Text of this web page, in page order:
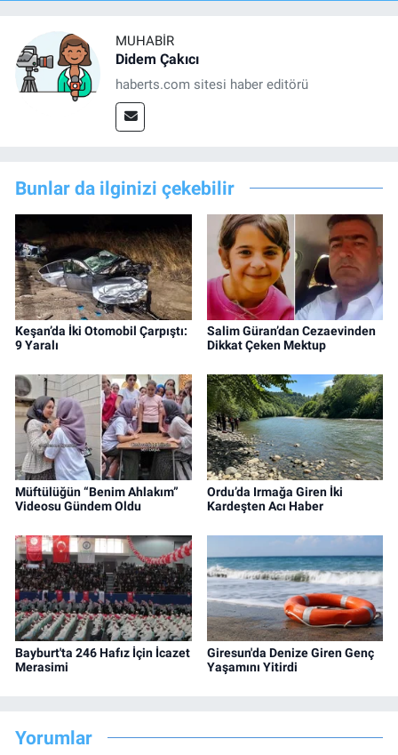
MUHABIR
Didem Çakıcı
haberts.com sitesi haber editörü
Bunlar da ilginizi çekebilir
Keşan’da İki Otomobil Çarpıştı:
9 Yaralı
Salim Güran’dan Cezaevinden
Dikkat Çeken Mektup
Müftülüğün “Benim Ahlakım”
Videosu Gündem Oldu
Ordu’da Irmağa Giren İki
Kardeşten Acı Haber
Bayburt'ta 246 Hafız İçin İcazet
Merasimi
Giresun'da Denize Giren Genç
Yaşamını Yitirdi
Yorumlar